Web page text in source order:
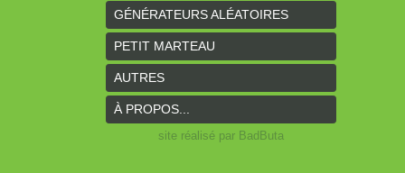
Davy Jones (cartes)
Davy Jones (background)
Sur la route (Coeurs Vaillants)
Earthdawn (Coeurs Vaillants)
Titan&Fils 2020
GÉNÉRATEURS ALÉATOIRES
PETIT MARTEAU
AUTRES
À PROPOS...
site réalisé par BadButa